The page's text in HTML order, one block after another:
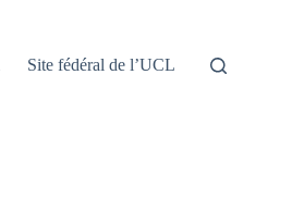
Site fédéral de l’UCL